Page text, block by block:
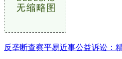
反垄断查察平易近事公益诉讼：